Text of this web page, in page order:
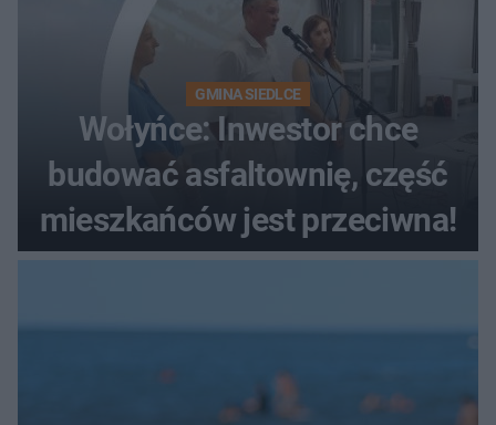
GMINA SIEDLCE
Wołyńce: Inwestor chce
budować asfaltownię, część
mieszkańców jest przeciwna!